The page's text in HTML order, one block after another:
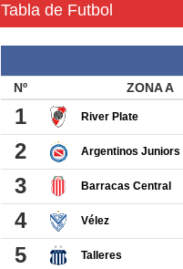
Tabla de Futbol